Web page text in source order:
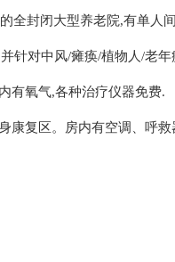
全封闭大型养老院,有单人
对中风/瘫痪/植物人/老年
有氧气,各种治疗仪器免费.
复区。房内有空调、呼救